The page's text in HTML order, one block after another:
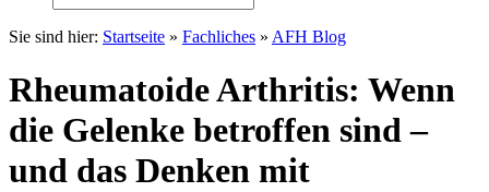
Sie sind hier: Startseite » Fachliches » AFH Blog
Rheumatoide Arthritis: Wenn
die Gelenke betroffen sind –
und das Denken mit